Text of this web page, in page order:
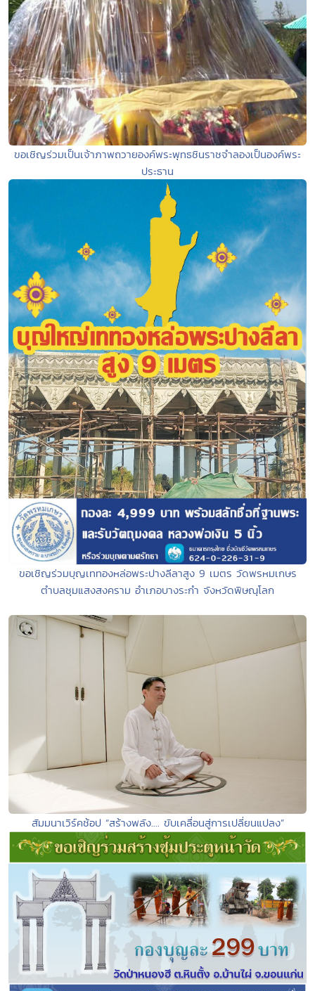
ขอเชิญร่วมเป็นเจ้าภาพถวายองค์พระพุทธชินราชจำลองเป็นองค์พระ
ประธาน
ขอเชิญร่วมบุญเททองหล่อพระปางลีลาสูง 9 เมตร วัดพรหมเกษร
ตำบลชุมแสงสงคราม อำเภอบางระกำ จังหวัดพิษณุโลก
สัมมนาเวิร์คช้อป “สร้างพลัง.... ขับเคลื่อนสู่การเปลี่ยนแปลง”